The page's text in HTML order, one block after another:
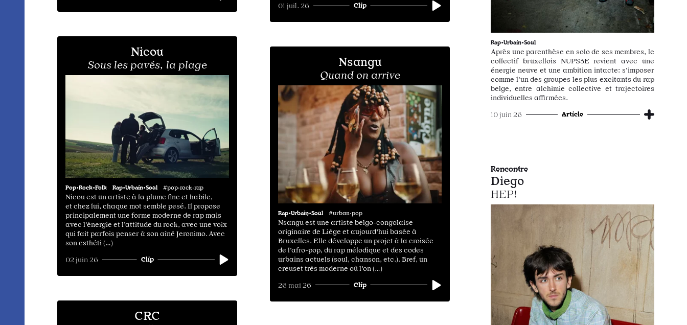
01 juil. 26 Clip
Rap•Urbain•Soul
Après une parenthèse en solo de ses membres, le
collectif bruxellois NUPS3E revient avec une
énergie neuve et une ambition intacte: s’imposer
comme l’un des groupes les plus excitants du rap
belge, entre alchimie collective et trajectoires
individuelles affirmées.
10 juin 26 Article
Nicou
Sous les pavés, la plage
Pop•Rock•Folk Rap•Urbain•Soul #pop·rock·rap
Nicou est un artiste à la plume fine et habile,
et chez lui, chaque mot semble pesé. Il propose
principalement une forme moderne de rap mais
avec l’énergie et l’attitude du rock, avec une voix
qui fait parfois penser à son aîné Jeronimo. Avec
son esthéti (…)
02 juin 26 Clip
Nsangu
Quand on arrive
Rap•Urbain•Soul #urban·pop
Nsangu est une artiste belgo-congolaise
originaire de Liège et aujourd'hui basée à
Bruxelles. Elle développe un projet à la croisée
de l’afro-pop, du rap mélodique et des codes
urbains actuels (soul, chanson, etc.). Bref, un
creuset très moderne où l'on (…)
26 mai 26 Clip
Rencontre
Diego
HEP!
CRC